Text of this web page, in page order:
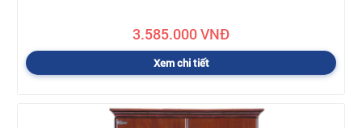
3.585.000 VNĐ
Xem chi tiết